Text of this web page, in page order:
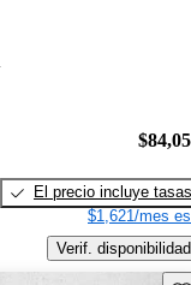
El precio incluye tasas
$1,621/mes
Verif. disponibilidad